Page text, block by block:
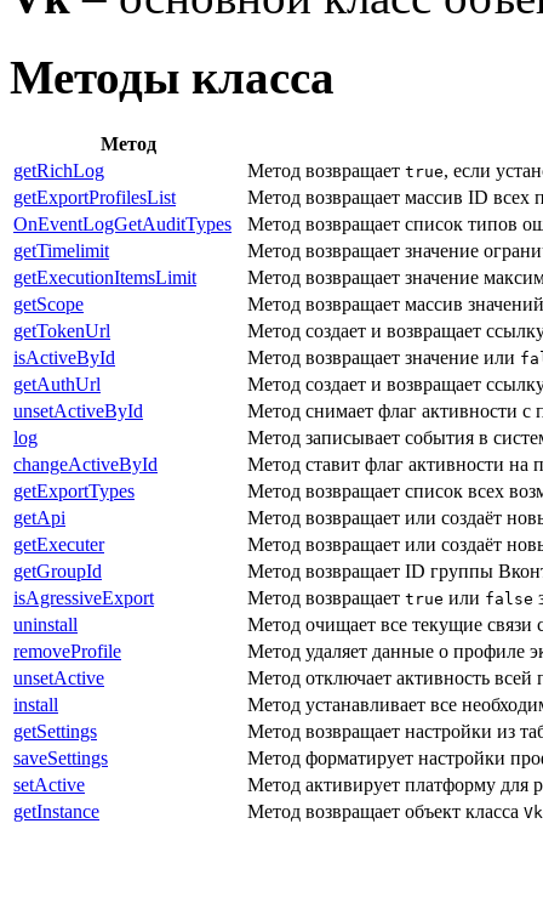
Методы класса
Метод
getRichLog
Метод возвращает true, если
getExportProfilesList
Метод возвращает массив ID всех
OnEventLogGetAuditTypes
Метод возвращает список типов
getTimelimit
Метод возвращает значение
getExecutionItemsLimit
Метод возвращает значение
getScope
Метод возвращает массив
getTokenUrl
Метод создает и возвращает
isActiveById
Метод возвращает значение или
getAuthUrl
Метод создает и возвращает
unsetActiveById
Метод снимает флаг активности с
log
Метод записывает события в
changeActiveById
Метод ставит флаг активности на
getExportTypes
Метод возвращает список всех
getApi
Метод возвращает или создаёт
getExecuter
Метод возвращает или создаёт
getGroupId
Метод возвращает ID группы
isAgressiveExport
Метод возвращает true или false
uninstall
Метод очищает все текущие связи
removeProfile
Метод удаляет данные о профиле
unsetActive
Метод отключает активность
install
Метод устанавливает все
getSettings
Метод возвращает настройки из
saveSettings
Метод форматирует настройки
setActive
Метод активирует платформу для
getInstance
Метод возвращает объект класса Vk